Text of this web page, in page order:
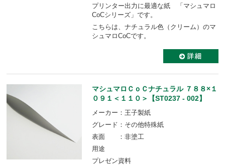
プリンター出力に最適な紙 「マシュマロ
CoCシリーズ」です。
こちらは、ナチュラル色（クリーム）のマ
シュマロCoCです。
マシュマロＣｏＣナチュラル ７８８×１
０９１＜１１０＞【ST0237 - 002】
メーカー：王子製紙
グレード：その他特殊紙
表面 ：非塗工
用途
プレゼン資料